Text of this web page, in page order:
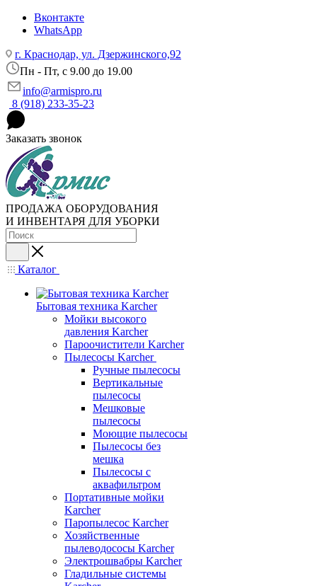
Вконтакте
WhatsApp
г. Краснодар, ул. Дзержинского,92
Пн - Пт, c 9.00 до 19.00
info@armispro.ru
8 (918) 233-35-23
Заказать звонок
ПРОДАЖА ОБОРУДОВАНИЯ
И ИНВЕНТАРЯ ДЛЯ УБОРКИ
Каталог
Бытовая техника Karcher
Мойки высокого
давления Karcher
Пароочистители Karcher
Пылесосы Karcher
Ручные пылесосы
Вертикальные
пылесосы
Мешковые
пылесосы
Моющие пылесосы
Пылесосы без
мешка
Пылесосы с
аквафильтром
Портативные мойки
Karcher
Паропылесос Karcher
Хозяйственные
пылеводососы Karcher
Электрошвабры Karcher
Гладильные системы